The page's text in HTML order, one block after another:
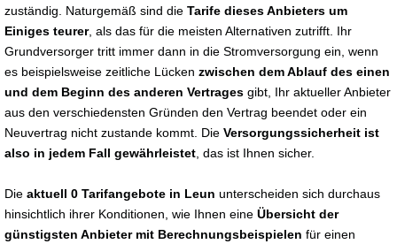
zuständig. Naturgemäß sind die Tarife dieses Anbieters um
Einiges teurer, als das für die meisten Alternativen zutrifft. Ihr
Grundversorger tritt immer dann in die Stromversorgung ein, wenn
es beispielsweise zeitliche Lücken zwischen dem Ablauf des einen
und dem Beginn des anderen Vertrages gibt, Ihr aktueller Anbieter
aus den verschiedensten Gründen den Vertrag beendet oder ein
Neuvertrag nicht zustande kommt. Die Versorgungssicherheit ist
also in jedem Fall gewährleistet , das ist Ihnen sicher.
Die aktuell 0 Tarifangebote in Leun unterscheiden sich durchaus
hinsichtlich ihrer Konditionen, wie Ihnen eine Übersicht der
günstigsten Anbieter mit Berechnungsbeispielen für einen